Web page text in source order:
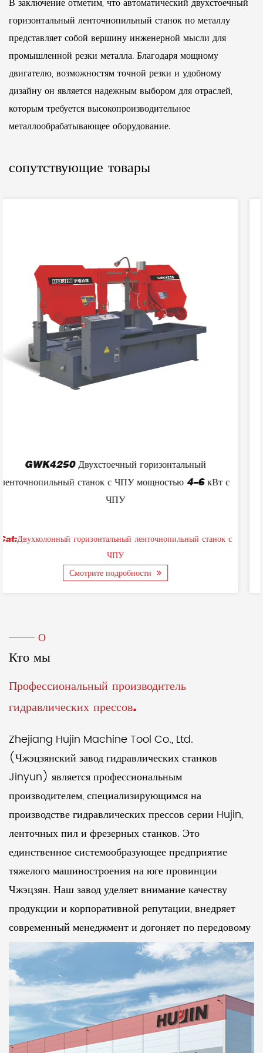
горизонтальный ленточнопильный станок по металлу
представляет собой вершину инженерной мысли для
промышленной резки металла. Благодаря мощному
двигателю, возможностям точной резки и удобному
дизайну он является надежным выбором для отраслей,
которым требуется высокопроизводительное
металлообрабатывающее оборудование.
сопутствующие товары
с
с
GW4270/800 Двухколонный автоматический
горизонтальный ленточнопильный станок с ЧПУ
Cat:Двухстоечный горизонтальный ленточнопильный
Смотрите подробности
О
Кто мы
Профессиональный производитель
гидравлических прессов.
Zhejiang Hujin Machine Tool Co., Ltd.
(Чжэцзянский завод гидравлических станков
Jinyun) является профессиональным
производителем, специализирующимся на
производстве гидравлических прессов серии Hujin,
ленточных пил и фрезерных станков. Это
единственное системообразующее предприятие
тяжелого машиностроения на юге провинции
Чжэцзян. Наш завод уделяет внимание качеству
продукции и корпоративной репутации, внедряет
современный менеджмент и догоняет по передовому
уровню своих аналогов. На протяжении многих лет
она была оценена как подразделение с надежным
качеством продукции, соблюдающее контракты и
выполняющее обещания.
Четырехстоечный вертикальный гидравлический